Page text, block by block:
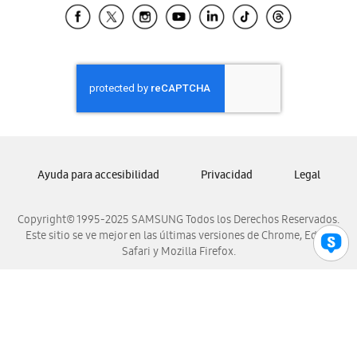
Samsung El Salvador
Samsung Honduras
Samsung Nicaragua
Samsung Panamá
Samsung Venezuela
Copyright© 1995-2025 SAMSUNG Todos los Derechos Reservados.
Este sitio se ve mejor en las últimas versiones de Chrome, Edge,
Safari y Mozilla Firefox.
Ayuda para accesibilidad Privacidad Legal